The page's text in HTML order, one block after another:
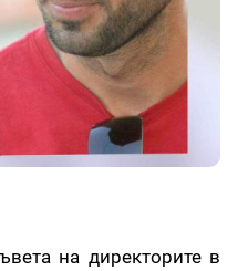
на директорите в